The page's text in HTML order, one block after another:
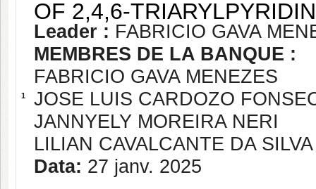
1
OF 2,4,6-
Leader : FABRICIO GAVA
MEMBRES DE LA BANQUE :
FABRICIO GAVA MENEZES
JOSE LUIS CARDOZO
JANNYELY MOREIRA NERI
LILIAN CAVALCANTE DA SILVA
Data: 27 janv. 2025